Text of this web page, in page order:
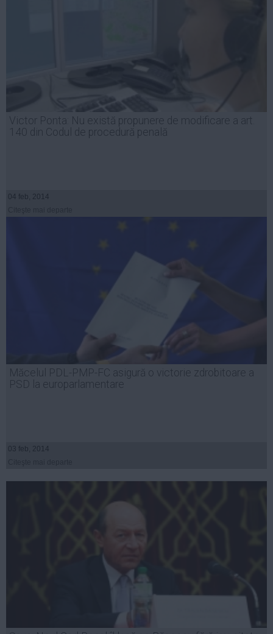
Victor Ponta: Nu există propunere de modificare a art.
140 din Codul de procedură penală
04 feb, 2014
Măcelul PDL-PMP-FC asigură o victorie zdrobitoare a
PSD la europarlamentare
03 feb, 2014